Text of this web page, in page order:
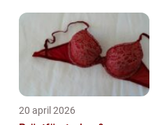
20 april 2026